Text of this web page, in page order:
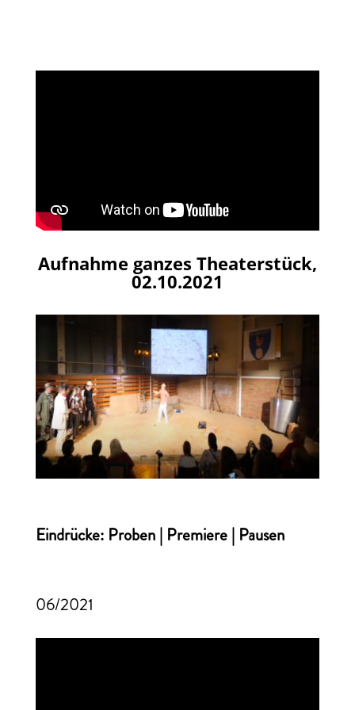
Aufnahme ganzes Theaterstück,
02.10.2021
Eindrücke: Proben | Premiere | Pausen
06/2021